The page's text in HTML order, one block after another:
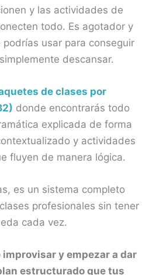
y las actividades de
todo. Es agotador y
usar para conseguir
descansar.
de clases por
donde encontrarás todo
explicada de forma
y actividades
fluyen de manera lógica.
es un sistema completo
profesionales sin tener
cada vez.
improvisar y empezar a dar
estructurado que tus